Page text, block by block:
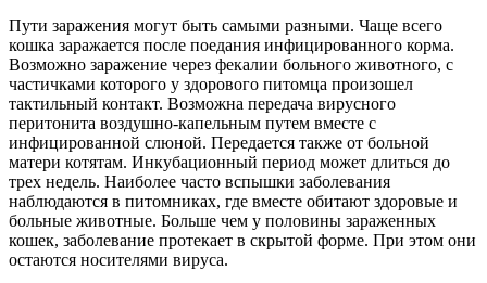
Пути заражения могут быть самыми разными. Чаще всего
кошка заражается после поедания инфицированного корма.
Возможно заражение через фекалии больного животного, с
частичками которого у здорового питомца произошел
тактильный контакт. Возможна передача вирусного
перитонита воздушно-капельным путем вместе с
инфицированной слюной. Передается также от больной
матери котятам. Инкубационный период может длиться до
трех недель. Наиболее часто вспышки заболевания
наблюдаются в питомниках, где вместе обитают здоровые и
больные животные. Больше чем у половины зараженных
кошек, заболевание протекает в скрытой форме. При этом они
остаются носителями вируса.